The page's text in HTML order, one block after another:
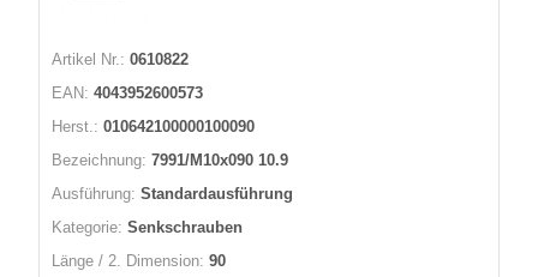
Artikel Nr.: 0610822
EAN: 4043952600573
Herst.: 010642100000100090
Bezeichnung: 7991/M10x090 10.9
Ausführung: Standardausführung
Kategorie: Senkschrauben
Länge / 2. Dimension: 90